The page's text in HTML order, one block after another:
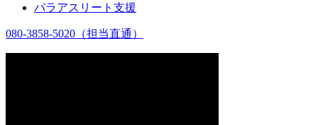
パラアスリート支援
080-3858-5020 （担当直通）